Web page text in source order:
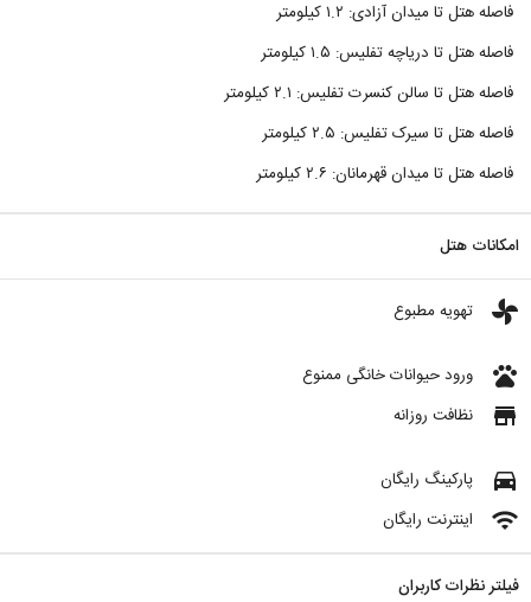
فاصله هتل تا میدان آزادی: ۱.۲ کیلومتر
فاصله هتل تا دریاچه تفلیس: ۱.۵ کیلومتر
فاصله هتل تا سالن کنسرت تفلیس: ۲.۱ کیلومتر
فاصله هتل تا سیرک تفلیس: ۲.۵ کیلومتر
فاصله هتل تا میدان قهرمانان: ۲.۶ کیلومتر
امکانات هتل
toys تهویه مطبوع
pets ورود حیوانات خانگی ممنوع
store نظافت روزانه
directions_car پارکینگ رایگان
wifi اینترنت رایگان
فیلتر نظرات کاربران